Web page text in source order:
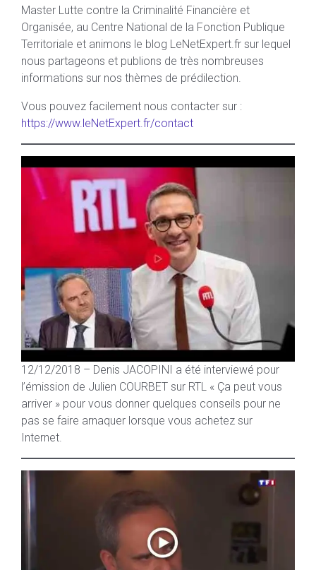
Master Lutte contre la Criminalité Financière et
Organisée, au Centre National de la Fonction Publique
Territoriale et animons le blog LeNetExpert.fr sur lequel
nous partageons et publions de très nombreuses
informations sur nos thèmes de prédilection.
Vous pouvez facilement nous contacter sur :
https://www.leNetExpert.fr/contact
12/12/2018 – Denis JACOPINI a été interviewé pour
l’émission de Julien COURBET sur RTL « Ça peut vous
arriver » pour vous donner quelques conseils pour ne
pas se faire arnaquer lorsque vous achetez sur
Internet.